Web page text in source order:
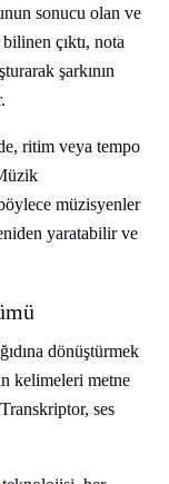
sonucu olan ve
çıktı, nota
şarkının
ritim veya tempo
müzisyenler
yaratabilir ve
dönüştürmek
kelimeleri metne
ses